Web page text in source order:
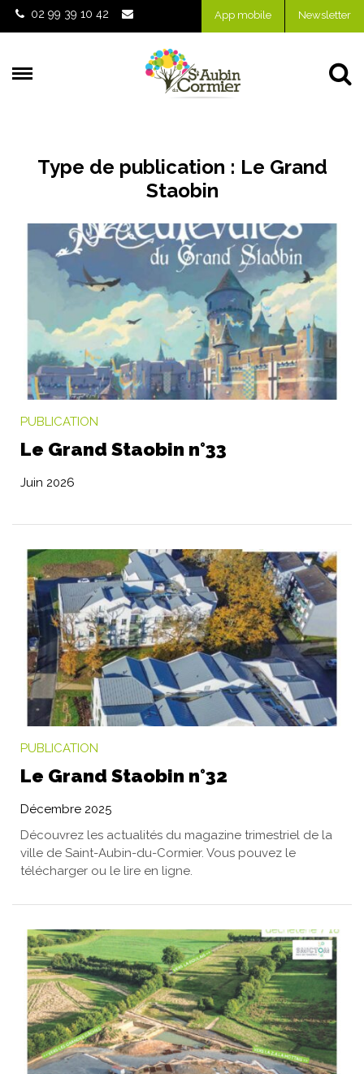
Gestion des traceurs
02 99 39 10 42 App mobile Newsletter
Type de publication : Le Grand
Staobin
PUBLICATION
Le Grand Staobin n°33
Juin 2026
PUBLICATION
Le Grand Staobin n°32
Décembre 2025
Découvrez les actualités du magazine trimestriel de la
ville de Saint-Aubin-du-Cormier. Vous pouvez le
télécharger ou le lire en ligne.